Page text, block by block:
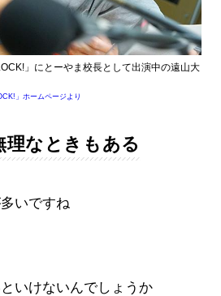
」にとーやま校長として出演中の遠山大
」ホームページより
理なときもある
いですね
いけないんでしょうか